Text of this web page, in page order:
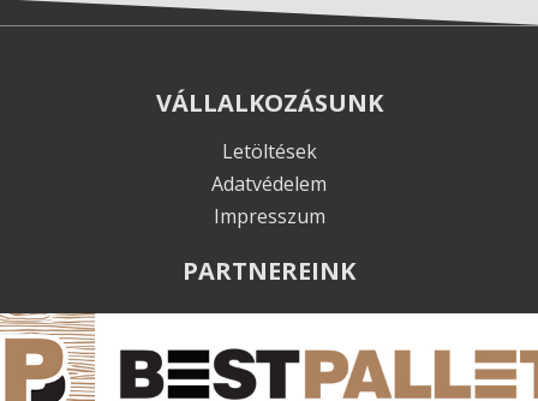
VÁLLALKOZÁSUNK
Letöltések
Adatvédelem
Impresszum
PARTNEREINK